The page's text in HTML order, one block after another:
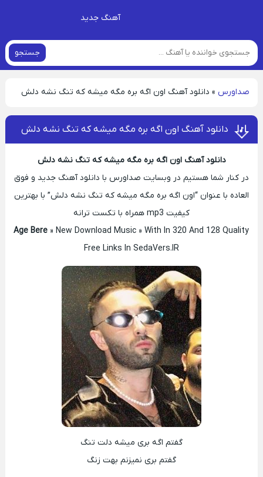
آهنگ جدید
جستجو
صداورس » دانلود آهنگ اون اگه بره مگه میشه که تنگ نشه دلش
دانلود آهنگ اون اگه بره مگه میشه که تنگ نشه دلش
دانلود آهنگ اون اگه بره مگه میشه که تنگ نشه دلش
در کنار شما هستیم در وبسایت صداورس با دانلود آهنگ جدید و فوق
العاده با عنوان “اون اگه بره مگه میشه که تنگ نشه دلش” با بهترین
کیفیت mp3 همراه با تکست ترانه
» New Download Music » With In 320 And 128 Quality
Free Links In SedaVers.IR
گفتم اگه بری میشه دلت تنگ
گفتم بری نمیزنم بهت زنگ